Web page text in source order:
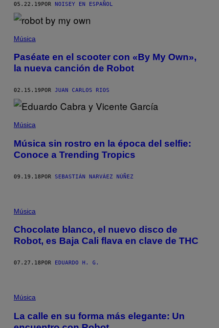
05.22.19POR NOISEY EN ESPAÑOL
Música
Paséate en el scooter con «By My Own»,
la nueva canción de Robot
02.15.19 POR JUAN CARLOS RIOS
Música
Música sin rostro en la época del selfie:
Conoce a Trending Tropics
09.19.18POR SEBASTIÁN NARVÁEZ NÚÑEZ
Música
Chocolate blanco, el nuevo disco de
Robot, es Baja Cali flava en clave de THC
07.27.18 POR EDUARDO H. G.
Música
La calle en su forma más elegante: Un